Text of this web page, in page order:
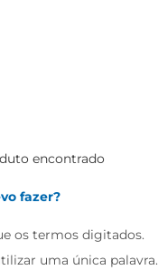
encontrado
fazer?
os termos digitados.
uma única palavra.